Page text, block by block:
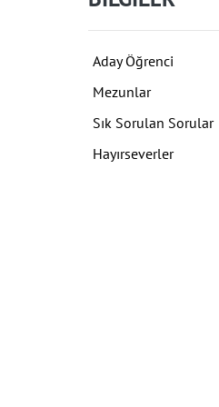
Aday Öğrenci
Mezunlar
Sık Sorulan Sorular
Hayırseverler